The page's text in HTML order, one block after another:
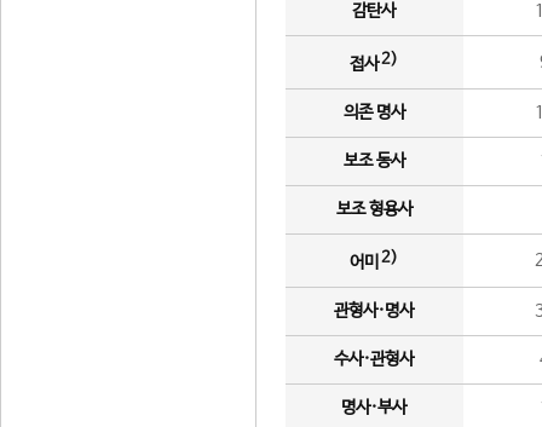
감탄사
접사2)
의존 명사
보조 동사
보조 형용사
어미 2)
관형사·명사
수사·관형사
명사·부사